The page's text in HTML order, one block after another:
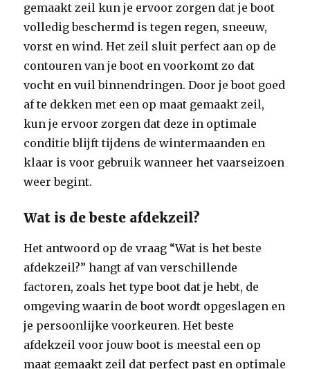
gemaakt zeil kun je ervoor zorgen dat je boot
volledig beschermd is tegen regen, sneeuw,
vorst en wind. Het zeil sluit perfect aan op de
contouren van je boot en voorkomt zo dat
vocht en vuil binnendringen. Door je boot goed
af te dekken met een op maat gemaakt zeil,
kun je ervoor zorgen dat deze in optimale
conditie blijft tijdens de wintermaanden en
klaar is voor gebruik wanneer het vaarseizoen
weer begint.
Wat is de beste afdekzeil?
Het antwoord op de vraag “Wat is het beste
afdekzeil?” hangt af van verschillende
factoren, zoals het type boot dat je hebt, de
omgeving waarin de boot wordt opgeslagen en
je persoonlijke voorkeuren. Het beste
afdekzeil voor jouw boot is meestal een op
maat gemaakt zeil dat perfect past en optimale